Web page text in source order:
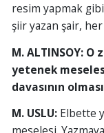
resim yapmak
şiir yazan şair,
M. ALTINSOY: O
yetenek
davasının
M. USLU: Elbette